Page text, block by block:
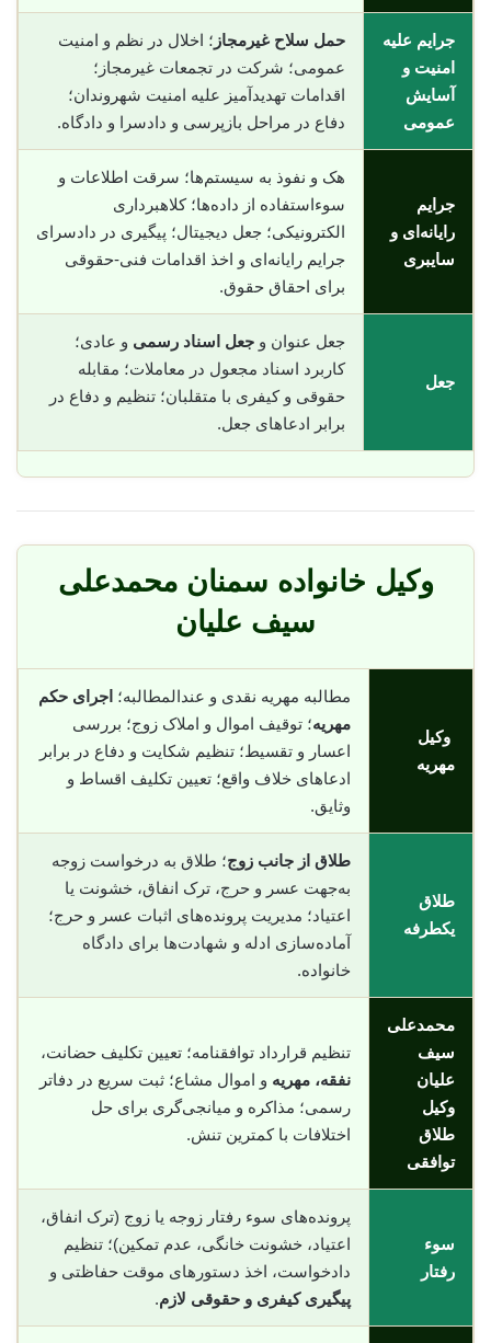
جرایم علیه
امنیت و
آسایش
عمومی
حمل سلاح غیرمجاز ؛ اخلال در نظم و امنیت
عمومی؛ شرکت در تجمعات غیرمجاز؛
اقدامات تهدیدآمیز علیه امنیت شهروندان؛
دفاع در مراحل بازپرسی و دادسرا و دادگاه.
جرایم
رایانه‌ای و
سایبری
هک و نفوذ به سیستم‌ها؛ سرقت اطلاعات و
سوء‌استفاده از داده‌ها؛ کلاهبرداری
الکترونیکی؛ جعل دیجیتال؛ پیگیری در دادسرای
جرایم رایانه‌ای و اخذ اقدامات فنی-حقوقی
برای احقاق حقوق.
جعل
جعل عنوان و جعل اسناد رسمی و عادی؛
کاربرد اسناد مجعول در معاملات؛ مقابله
حقوقی و کیفری با متقلبان؛ تنظیم و دفاع در
برابر ادعاهای جعل.
وکیل خانواده سمنان محمدعلی
سیف علیان
وکیل
مهریه
مطالبه مهریه نقدی و عندالمطالبه؛ اجرای حکم
مهریه؛ توقیف اموال و املاک زوج؛ بررسی
اعسار و تقسیط؛ تنظیم شکایت و دفاع در برابر
ادعاهای خلاف واقع؛ تعیین تکلیف اقساط و
وثایق.
طلاق
یکطرفه
طلاق از جانب زوج؛ طلاق به درخواست زوجه
به‌جهت عسر و حرج، ترک انفاق، خشونت یا
اعتیاد؛ مدیریت پرونده‌های اثبات عسر و حرج؛
آماده‌سازی ادله و شهادت‌ها برای دادگاه
خانواده.
محمدعلی
سیف
علیان
وکیل
طلاق
توافقی
تنظیم قرارداد توافقنامه؛ تعیین تکلیف حضانت،
نفقه، مهریه و اموال مشاع؛ ثبت سریع در دفاتر
رسمی؛ مذاکره و میانجی‌گری برای حل
اختلافات با کمترین تنش.
سوء
رفتار
پرونده‌های سوء رفتار زوجه یا زوج (ترک انفاق،
اعتیاد، خشونت خانگی، عدم تمکین)؛ تنظیم
دادخواست، اخذ دستورهای موقت حفاظتی و
پیگیری کیفری و حقوقی لازم.